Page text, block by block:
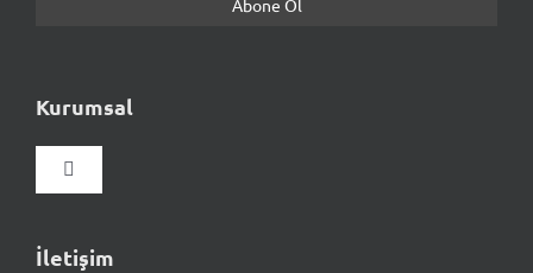
Kurumsal
Gezinmeyi
İletişim